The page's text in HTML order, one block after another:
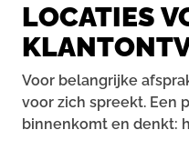
LOCATIES
Voor belangrijke
voor zich spreekt. Een
binnenkomt en denkt: